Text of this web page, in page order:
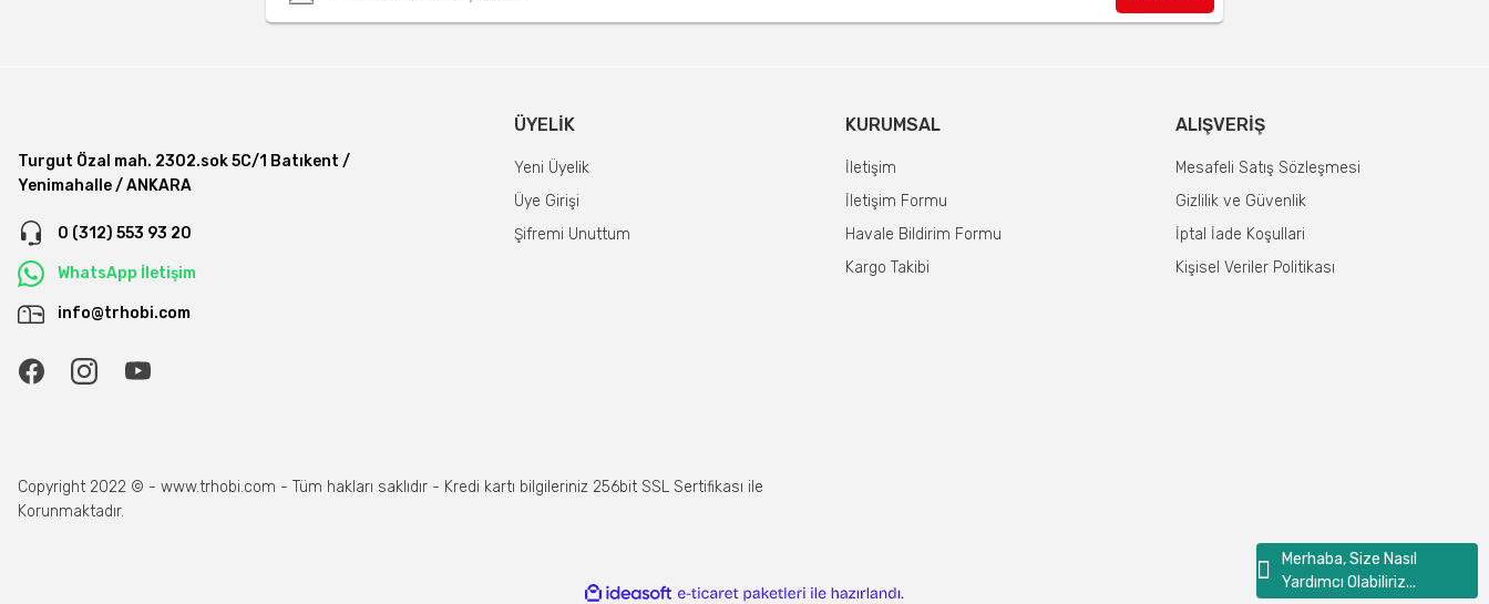
Merhaba, Size Nasıl
Yardımcı Olabiliriz...
Turgut Özal mah. 2302.sok 5C/1 Batıkent /
Yenimahalle / ANKARA
0 (312) 553 93 20
WhatsApp İletişim
info@trhobi.com
ÜYELIK
Yeni Üyelik
Üye Girişi
Şifremi Unuttum
KURUMSAL
İletişim
İletişim Formu
Havale Bildirim Formu
Kargo Takibi
ALIŞVERIŞ
Mesafeli Satış Sözleşmesi
Gizlilik ve Güvenlik
İptal İade Koşullari
Kişisel Veriler Politikası
Copyright 2022 © - www.trhobi.com - Tüm hakları saklıdır - Kredi kartı bilgileriniz 256bit SSL Sertifikası ile
Korunmaktadır.
ideasoft e-